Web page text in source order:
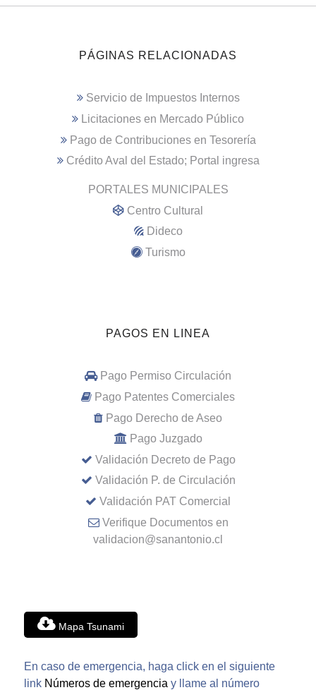
PÁGINAS RELACIONADAS
Servicio de Impuestos Internos
Licitaciones en Mercado Público
Pago de Contribuciones en Tesorería
Crédito Aval del Estado; Portal ingresa
PORTALES MUNICIPALES
Centro Cultural
Dideco
Turismo
PAGOS EN LINEA
Pago Permiso Circulación
Pago Patentes Comerciales
Pago Derecho de Aseo
Pago Juzgado
Validación Decreto de Pago
Validación P. de Circulación
Validación PAT Comercial
Verifique Documentos en
validacion@sanantonio.cl
Mapa Tsunami
En caso de emergencia, haga click en el siguiente
link Números de emergencia y llame al número